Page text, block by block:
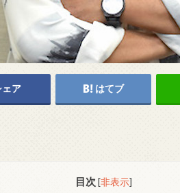
ェア はてブ
目次 [非表示]